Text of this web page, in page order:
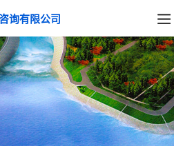
询有限公司